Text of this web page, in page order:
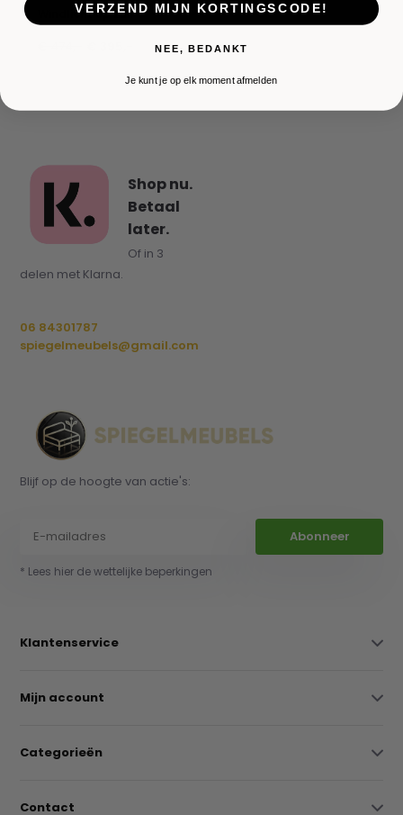
Windlicht op zuil
Shop nu.
Betaal
later.
Of in 3
delen met Klarna.
06 84301787
spiegelmeubels@gmail.com
Blijf op de hoogte van actie's:
Abonneer
* Lees hier de wettelijke beperkingen
Klantenservice
Mijn account
Categorieën
Contact
VERZEND MIJN KORTINGSCODE!
NEE, BEDANKT
Je kunt je op elk moment afmelden